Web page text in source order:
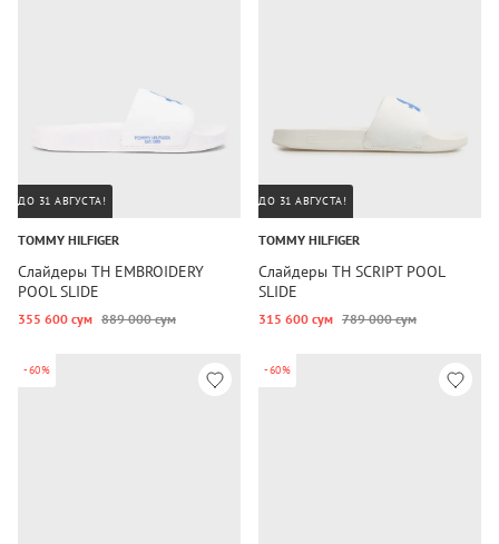
ДО 31 АВГУСТА!
TOMMY HILFIGER
Слайдеры TH EMBROIDERY
POOL SLIDE
355 600 сум 889 000 сум
ДО 31 АВГУСТА!
TOMMY HILFIGER
Слайдеры TH SCRIPT POOL
SLIDE
315 600 сум 789 000 сум
-60% -60%